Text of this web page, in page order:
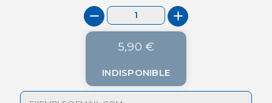
5,90 €
INDISPONIBLE